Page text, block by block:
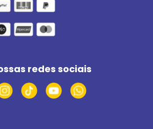
redes sociais